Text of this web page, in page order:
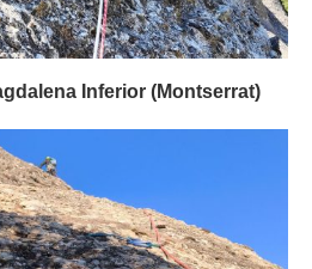
Inferior (Montserrat)